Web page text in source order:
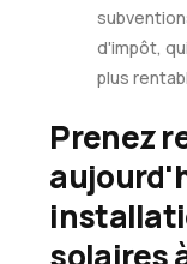
d'impôt,
plus
Prenez